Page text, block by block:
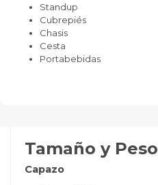
Standup
Cubrepiés
Chasis
Cesta
Portabebidas
Tamaño y Peso
Capazo